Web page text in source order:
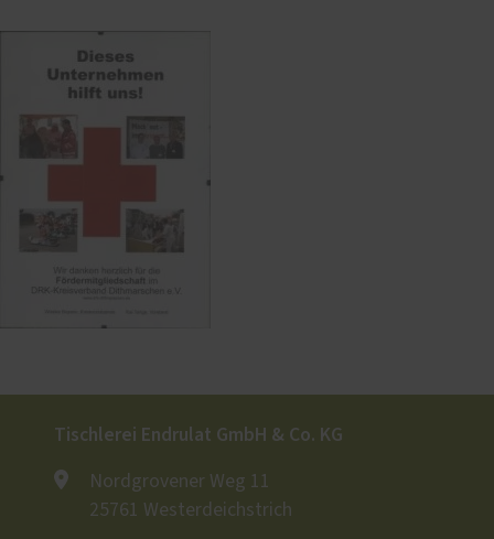
Tischlerei Endrulat GmbH & Co. KG
Nordgrovener Weg 11
25761 Westerdeichstrich